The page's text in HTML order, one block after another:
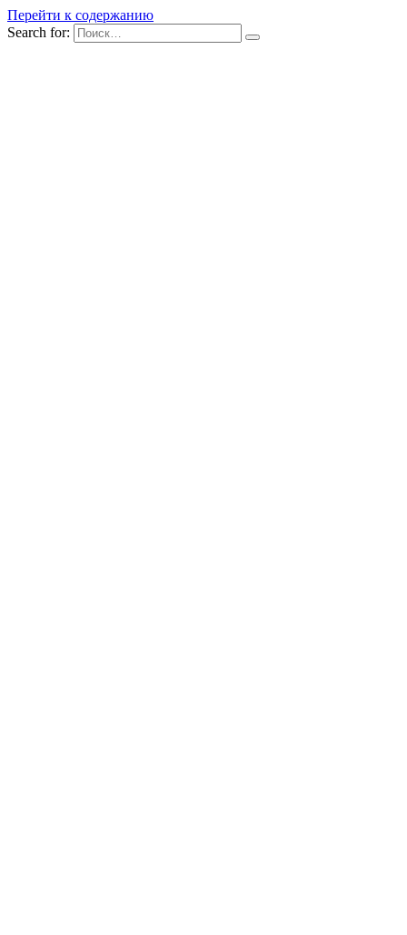
Перейти к содержанию
Search for: